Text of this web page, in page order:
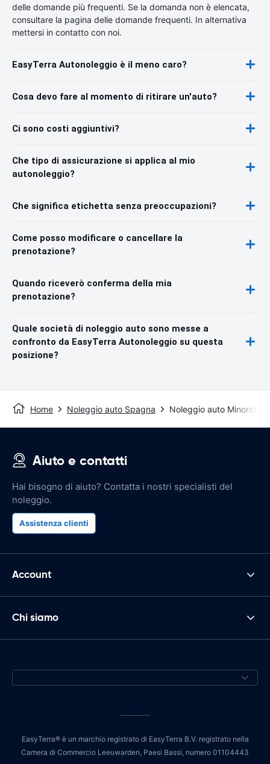
delle domande più frequenti. Se la domanda non è elencata,
consultare la pagina delle domande frequenti. In alternativa
mettersi in contatto con noi.
EasyTerra Autonoleggio è il meno caro?
Cosa devo fare al momento di ritirare un'auto?
Ci sono costi aggiuntivi?
Che tipo di assicurazione si applica al mio
autonoleggio?
Che significa etichetta senza preoccupazioni?
Come posso modificare o cancellare la
prenotazione?
Quando riceverò conferma della mia
prenotazione?
Quale società di noleggio auto sono messe a
confronto da EasyTerra Autonoleggio su questa
posizione?
Home Noleggio auto Spagna Noleggio auto Minorca
Aiuto e contatti
Hai bisogno di aiuto? Contatta i nostri specialisti del
noleggio.
Assistenza clienti
Account
Chi siamo
EasyTerra® è un marchio registrato di EasyTerra B.V. registrato nella
Camera di Commercio Leeuwarden, Paesi Bassi, numero 01104443